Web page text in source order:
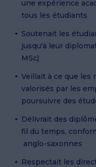
une expérience
tous les étudiants
Soutenait les
jusqu'à leur
MSc)
Veillait à ce que
valorisés par les
poursuivre des
Délivrait des
fil du temps,
anglo-saxonnes
Respectait les